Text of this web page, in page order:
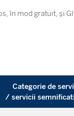
în mod gratuit, și
Categorie de
/ servicii